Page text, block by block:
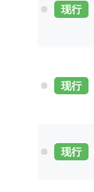
现行
现行
现行